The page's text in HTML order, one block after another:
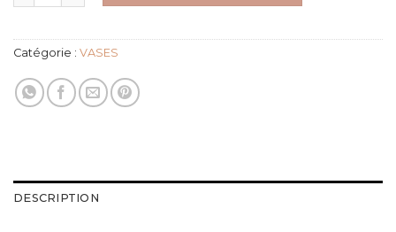
Catégorie : VASES
DESCRIPTION